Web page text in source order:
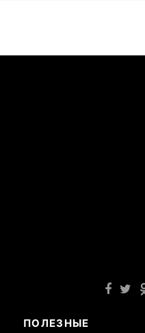
ПОЛЕЗНЫЕ